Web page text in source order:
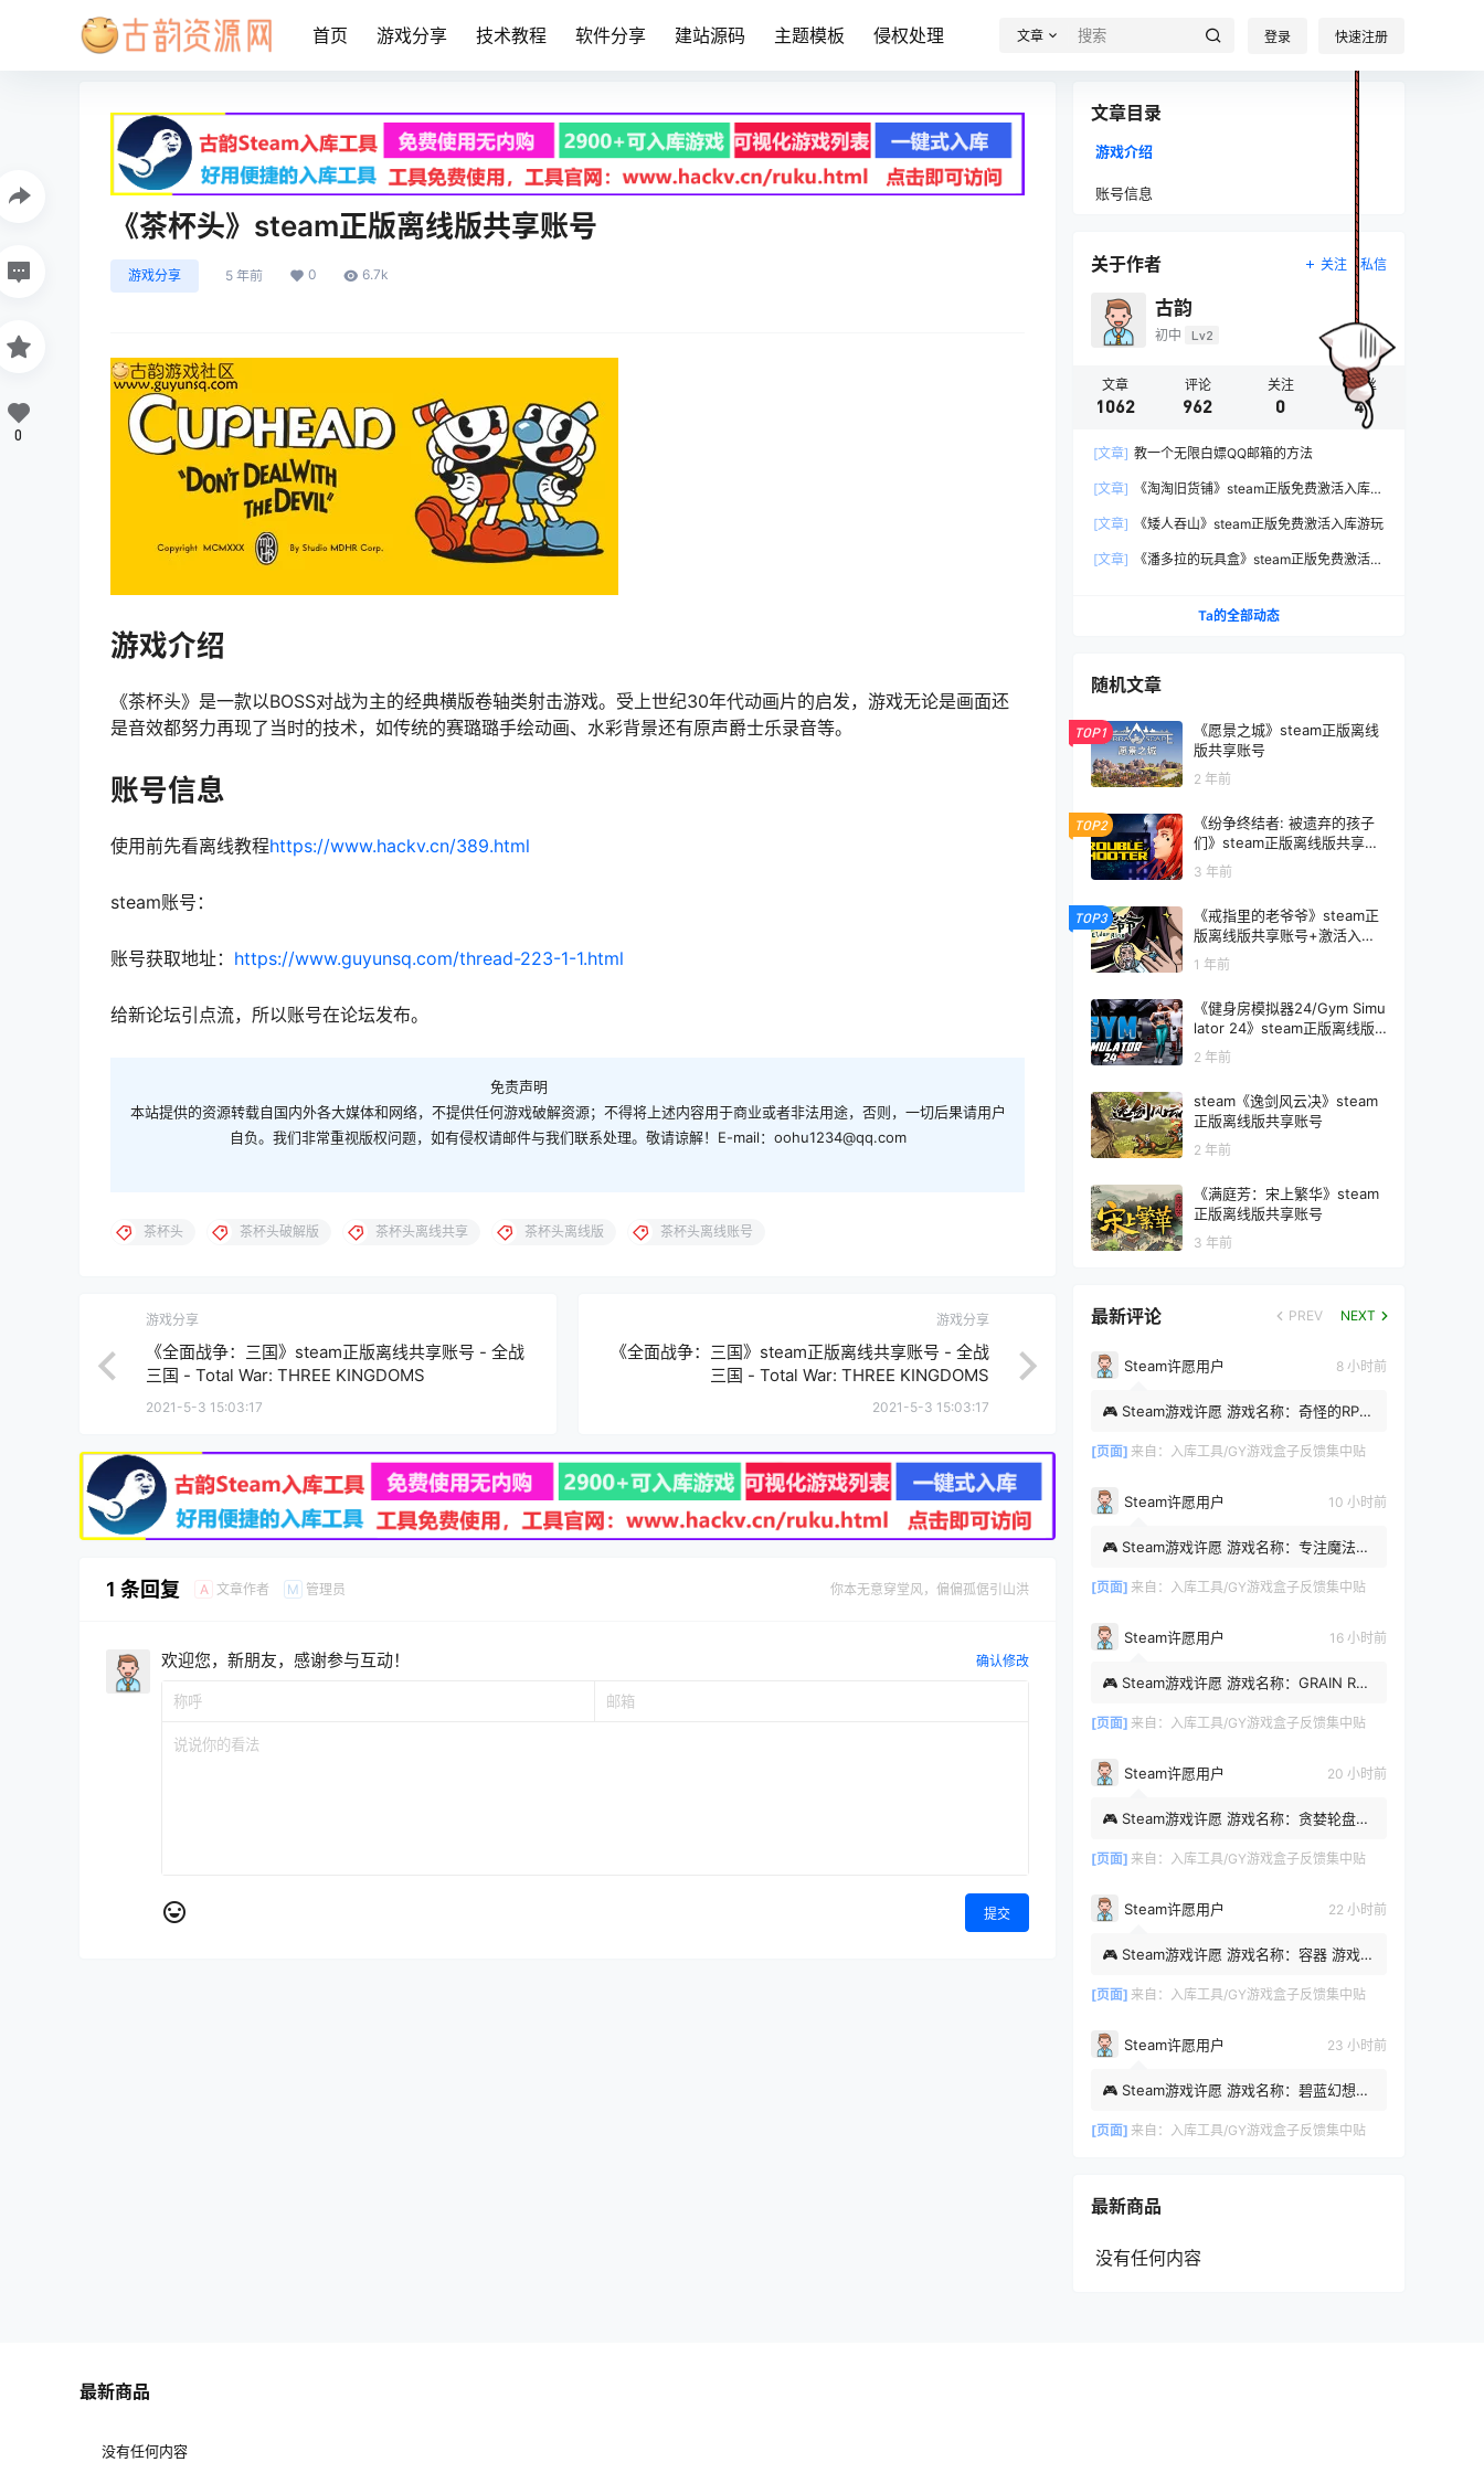
首页 游戏分享 技术教程 软件分享 建站源码 主题模板 侵权处理 文章 登录 快速注册
《茶杯头》steam正版离线版共享账号
游戏分享 5 年前 0 6.7k
游戏介绍
《茶杯头》是一款以BOSS对战为主的经典横版卷轴类射击游戏。受上世纪30年代动画片的启发，游戏无论是画面还
是音效都努力再现了当时的技术，如传统的赛璐璐手绘动画、水彩背景还有原声爵士乐录音等。
账号信息
使用前先看离线教程https://www.hackv.cn/389.html
steam账号：
账号获取地址： https://www.guyunsq.com/thread-223-1-1.html
给新论坛引点流，所以账号在论坛发布。
免责声明
本站提供的资源转载自国内外各大媒体和网络，不提供任何游戏破解资源；不得将上述内容用于商业或者非法用途，否则，一切后果请用户
自负。我们非常重视版权问题，如有侵权请邮件与我们联系处理。敬请谅解！E-mail：oohu1234@qq.com
0
茶杯头 茶杯头破解版 茶杯头离线共享 茶杯头离线版 茶杯头离线账号
游戏分享
《全面战争：三国》steam正版离线共享账号 - 全战
三国 - Total War: THREE KINGDOMS
2021-5-3 15:03:17
游戏分享
《全面战争：三国》steam正版离线共享账号 - 全战
三国 - Total War: THREE KINGDOMS
2021-5-3 15:03:17
1 条回复 A 文章作者 M 管理员 你本无意穿堂风，偏偏孤倨引山洪
欢迎您，新朋友，感谢参与互动！ 确认修改
提交
文章目录
游戏介绍
账号信息
关于作者 关注 私信
古韵
初中 Lv2
文章
1062
评论
962
关注
0
粉丝
41
[文章] 教一个无限白嫖QQ邮箱的方法
[文章]
《淘淘旧货铺》steam正版免费激活入库游
[文章]
《矮人吞山》steam正版免费激活入库游玩
[文章]
《潘多拉的玩具盒》steam正版免费激活入
Ta的全部动态
随机文章
TOP1
《愿景之城》steam正版离线
版共享账号
2 年前
TOP2
《纷争终结者: 被遗弃的孩子
们》steam正版离线版共享账
3 年前
TOP3
《戒指里的老爷爷》steam正
版离线版共享账号+激活入库
游玩
1 年前
《健身房模拟器24/Gym Simu
lator 24》steam正版离线版
共享账号+激活入库游玩
2 年前
steam《逸剑风云决》steam
正版离线版共享账号
2 年前
《满庭芳：宋上繁华》steam
正版离线版共享账号
3 年前
最新评论 PREV NEXT
Steam许愿用户 8 小时前
🎮 Steam游戏许愿 游戏名称：奇怪的RPG
08-08 09:10:56
[页面] 来自： 入库工具/GY游戏盒子反馈集中贴
Steam许愿用户 10 小时前
🎮 Steam游戏许愿 游戏名称：专注魔法屋
钟 时间：2026-08-08 07:...
[页面] 来自： 入库工具/GY游戏盒子反馈集中贴
Steam许愿用户 16 小时前
🎮 Steam游戏许愿 游戏名称：GRAIN ROT
08-08 01:46:39
[页面] 来自： 入库工具/GY游戏盒子反馈集中贴
Steam许愿用户 20 小时前
🎮 Steam游戏许愿 游戏名称：贪婪轮盘
鸽，赌博 时间：2026-08-07 2...
[页面] 来自： 入库工具/GY游戏盒子反馈集中贴
Steam许愿用户 22 小时前
🎮 Steam游戏许愿 游戏名称：容器 游戏类
19:55:46
[页面] 来自： 入库工具/GY游戏盒子反馈集中贴
Steam许愿用户 23 小时前
🎮 Steam游戏许愿 游戏名称：碧蓝幻想
08-07 18:41:52
[页面] 来自： 入库工具/GY游戏盒子反馈集中贴
最新商品
没有任何内容
最新商品
没有任何内容